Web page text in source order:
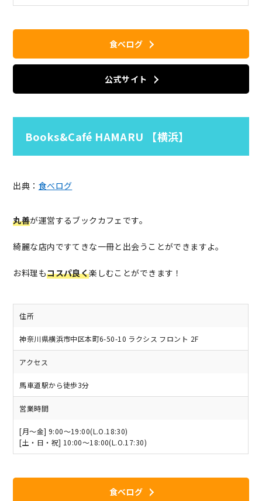
食べログ
公式サイト
Books&Café HAMARU 【横浜】
出典： 食べログ
丸善が運営するブックカフェです。
綺麗な店内ですてきな一冊と出会うことができますよ。
お料理もコスパ良く楽しむことができます！
住所
神奈川県横浜市中区本町6-50-10 ラクシス フロント 2F
アクセス
馬車道駅から徒歩3分
営業時間
[月～金] 9:00～19:00(L.O.18:30)
[土・日・祝] 10:00～18:00(L.O.17:30)
食べログ